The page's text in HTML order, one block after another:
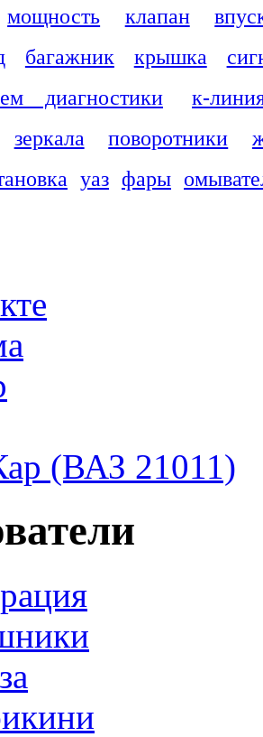
мощность клапан
багажник крышка
диагностики
к-
зеркала поворотники
уаз фары
(ВАЗ 21011)